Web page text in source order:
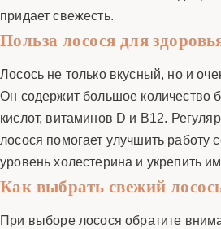
придает свежесть.
Польза лосося для
Лосось не только вкусный, но и
Он содержит большое количество
кислот, витаминов D и B12.
лосося помогает улучшить работу
уровень холестерина и укрепить
Как выбрать свежий
При выборе лосося обратите